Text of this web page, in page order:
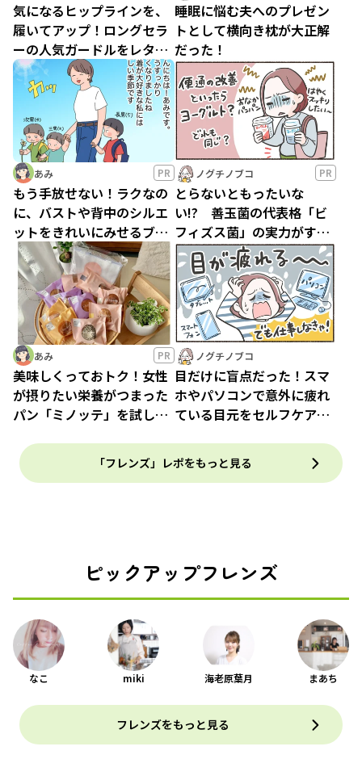
気になるヒップラインを、
履いてアップ！ロングセラ
ーの人気ガードルをレタス
フレンズ３名が試してみま
した！
睡眠に悩む夫へのプレゼン
トとして横向き枕が大正解
だった！
あみ PR
もう手放せない！ラクなの
に、バストや背中のシルエ
ットをきれいにみせるブラ
トップに感動！
ノグチノブコ PR
とらないともったいな
い!? 善玉菌の代表格「ビ
フィズス菌」の実力がすご
かった！
あみ PR
美味しくっておトク！女性
が摂りたい栄養がつまった
パン「ミノッテ」を試して
ノグチノブコ
目だけに盲点だった！スマ
ホやパソコンで意外に疲れ
ている目元をセルフケアで
「フレンズ」レポをもっと見る
ピックアップフレンズ
なこ miki 海老原葉月 まあち
フレンズをもっと見る